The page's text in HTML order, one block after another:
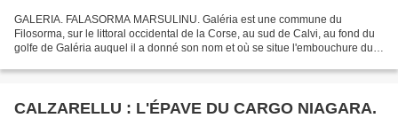
GALERIA. FALASORMA MARSULINU. Galéria est une commune du
Filosorma, sur le littoral occidental de la Corse, au sud de Calvi, au fond du
golfe de Galéria auquel il a donné son nom et où se situe l'embouchure du
CALZARELLU : L'ÉPAVE DU CARGO NIAGARA.